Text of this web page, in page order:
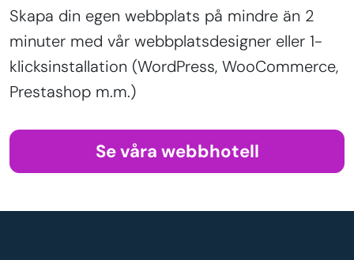
Skapa din egen webbplats på mindre än 2
minuter med vår webbplatsdesigner eller 1-
klicksinstallation (WordPress, WooCommerce,
Prestashop m.m.)
Se våra webbhotell